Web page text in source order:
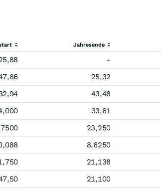
Jahresende
-
25,32
43,48
33,61
23,250
8,6250
21,138
21,100